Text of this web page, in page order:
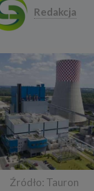
Redakcja
Źródło: Tauron